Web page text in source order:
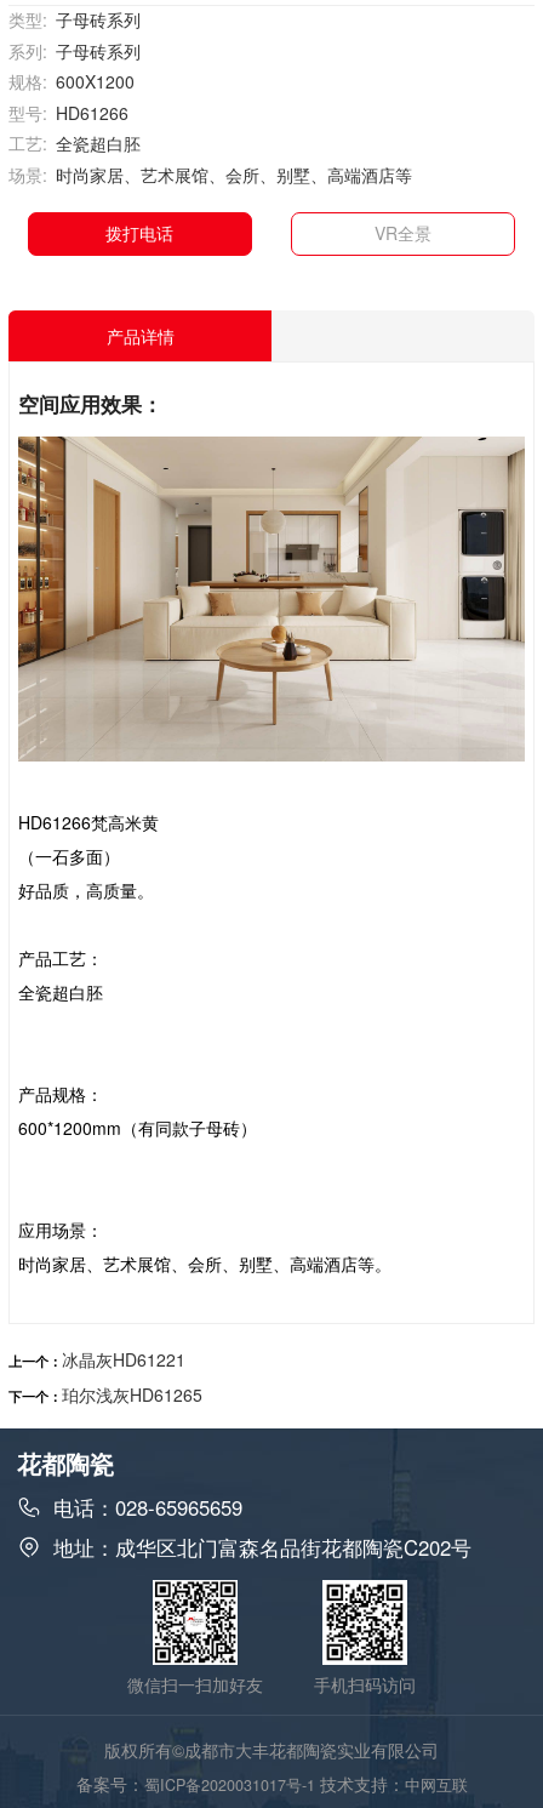
类型: 子母砖系列
系列: 子母砖系列
规格: 600X1200
型号: HD61266
工艺: 全瓷超白胚
场景: 时尚家居、艺术展馆、会所、别墅、高端酒店等
拨打电话 VR全景
产品详情
空间应用效果：
HD61266梵高米黄
（一石多面）
好品质，高质量。
产品工艺：
全瓷超白胚
产品规格：
600*1200mm（有同款子母砖）
应用场景：
时尚家居、艺术展馆、会所、别墅、高端酒店等。
上一个： 冰晶灰HD61221
下一个： 珀尔浅灰HD61265
花都陶瓷
电话：028-65965659
地址：成华区北门富森名品街花都陶瓷C202号
微信扫一扫加好友 手机扫码访问
版权所有©成都市大丰花都陶瓷实业有限公司
备案号： 蜀ICP备2020031017号-1 技术支持： 中网互联